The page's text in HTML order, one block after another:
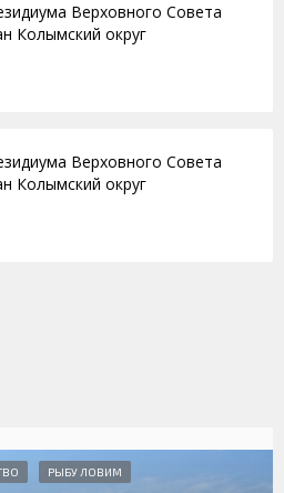
Верховного Совета
Колымский округ
Верховного Совета
Колымский округ
РЫБУ ЛОВИМ